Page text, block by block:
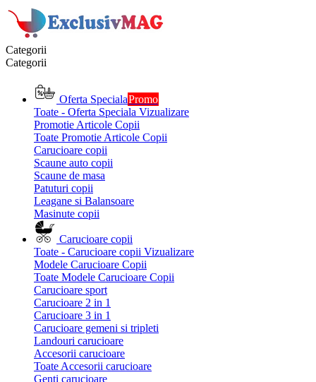
Categorii
Categorii
Oferta SpecialaPromo
Toate - Oferta Speciala Vizualizare
Promotie Articole Copii
Toate Promotie Articole Copii
Carucioare copii
Scaune auto copii
Scaune de masa
Patuturi copii
Leagane si Balansoare
Masinute copii
Carucioare copii
Toate - Carucioare copii Vizualizare
Modele Carucioare Copii
Toate Modele Carucioare Copii
Carucioare sport
Carucioare 2 in 1
Carucioare 3 in 1
Carucioare gemeni si tripleti
Landouri carucioare
Accesorii carucioare
Toate Accesorii carucioare
Genti carucioare